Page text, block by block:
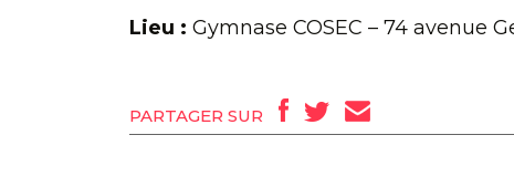
Lieu : Gymnase COSEC – 74 avenue
PARTAGER SUR